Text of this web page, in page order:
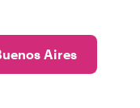
Aires